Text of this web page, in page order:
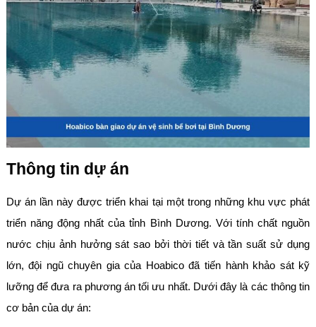
Thông tin dự án
Dự án lần này được triển khai tại một trong những khu vực phát
triển năng động nhất của tỉnh Bình Dương. Với tính chất nguồn
nước chịu ảnh hưởng sát sao bởi thời tiết và tần suất sử dụng
lớn, đội ngũ chuyên gia của Hoabico đã tiến hành khảo sát kỹ
lưỡng để đưa ra phương án tối ưu nhất. Dưới đây là các thông tin
cơ bản của dự án: